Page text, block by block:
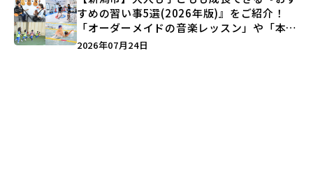
すめの習い事5選(2026年版)』をご紹介！
「オーダーメイドの音楽レッスン」や「本格
キックボクシング」で新しい自分を見つけよ
2026年07月24日